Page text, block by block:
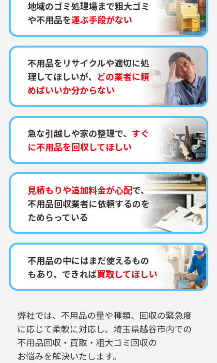
地域のゴミ処理場まで粗大ゴミ
や不用品を運ぶ手段がない
不用品をリサイクルや適切に処
理してほしいが、 どの業者に頼
めばいいか分からない
急な引越しや家の整理で、 すぐ
に不用品を回収してほしい
見積もりや追加料金が心配で、
不用品回収業者に依頼するのを
ためらっている
不用品の中にはまだ使えるもの
もあり、できれば買取してほしい
弊社では、不用品の量や種類、回収の緊急度
に応じて柔軟に対応し、 埼玉県越谷市内での
不用品回収・買取・粗大ゴミ回収の
お悩みを解決いたします。